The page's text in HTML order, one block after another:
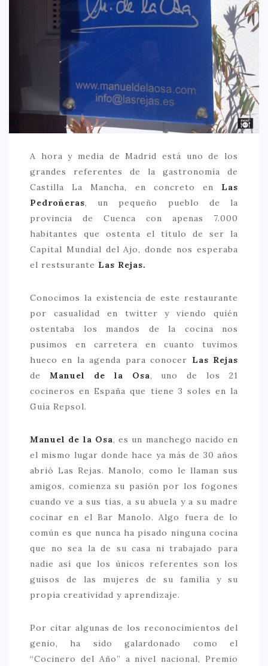
SALUDABLE
TRADICIONAL
25 – 50 €
NUESTROS FAVORITOS
BEAUTY
ESCAPADAS
HEALTHY
SELECCIONES MESADE2
MAPA
A hora y media de Madrid está uno de los
grandes referentes de la gastronomía de
Castilla La Mancha, en concreto en Las
Pedroñeras, un pequeño pueblo de la
provincia de Cuenca con apenas 7.000
habitantes que ostenta el título de ser la
Capital Mundial del Ajo, donde nos esperaba
el restsurante Las Rejas.
Conocimos la existencia de este restaurante
por casualidad en twitter y viendo quién
ostentaba los mandos de la cocina nos
pusimos en carretera en cuanto tuvimos
hueco en la agenda para conocer Las Rejas
de
Manuel de la Osa, uno de los 21
cocineros en España que tiene 3 soles en la
Guía Repsol.
Manuel de la Osa, es un manchego nacido en
el mismo lugar donde hace ya más de 30 años
abrió Las Rejas. Manolo, como le llaman sus
amigos, comienza su pasión por los fogones
cuando ve a sus tías, a su abuela y a su madre
cocinar en el Bar Manolo. Algo fuera de lo
común es que nunca ha pisado ninguna cocina
que no sea la de su casa ni trabajado para
nadie así que los únicos referentes son los
guisos de las mujeres de su familia y su
propia creatividad y aprendizaje.
Por citar algunas de los reconocimientos del
genio, ha sido galardonado como el
“Cocinero del Año” a nivel nacional, Premio